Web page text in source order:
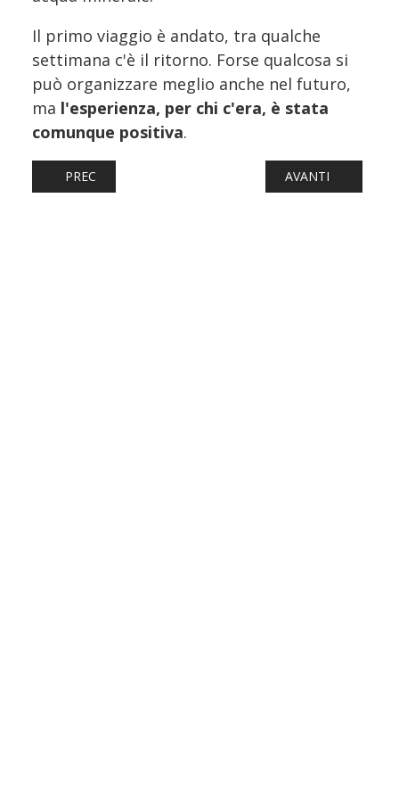
Il primo viaggio è andato, tra qualche
settimana c'è il ritorno. Forse qualcosa si
può organizzare meglio anche nel futuro,
ma l'esperienza, per chi c'era, è stata
comunque positiva.
ARTICOLO PRECEDENTE: FERROVIE: GUASTO A ROMA
PREC ARTICOLO
AVANTI